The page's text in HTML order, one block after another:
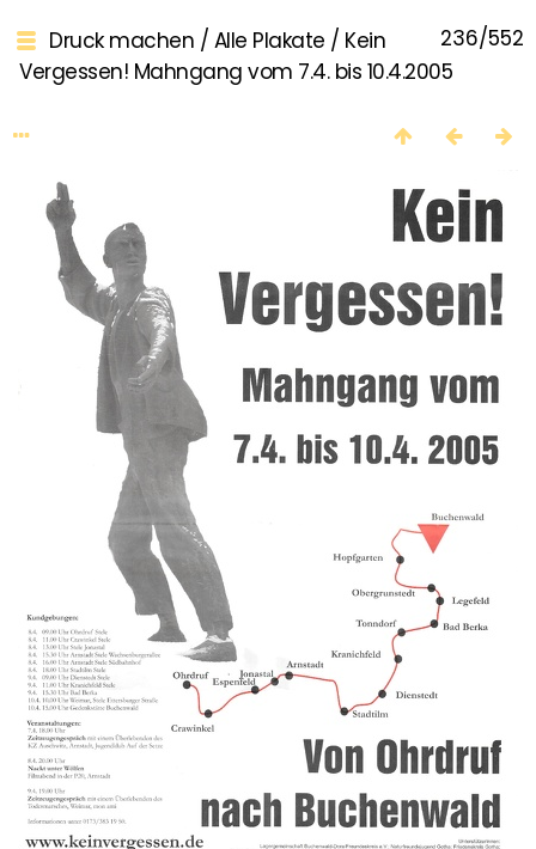
236/552
Druck machen / Alle Plakate / Kein
Vergessen! Mahngang vom 7.4. bis 10.4.2005